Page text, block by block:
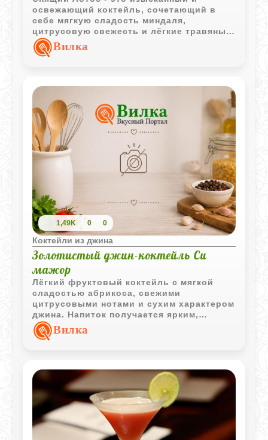
освежающий коктейль, сочетающий в
себе мягкую сладость миндаля,
цитрусовую свежесть и лёгкие травяные
ноты. Он поражает балансом вкусов и
прекрасен как в летнюю жару, так и в
Вилка
1,49K 0 0
Коктейли из джина
Золотистый джин-коктейль Си
мажор
Лёгкий фруктовый коктейль с мягкой
сладостью абрикоса, свежими
цитрусовыми нотами и сухим характером
джина. Напиток получается ярким,
ароматным и очень лёгким для подачи.
Вилка